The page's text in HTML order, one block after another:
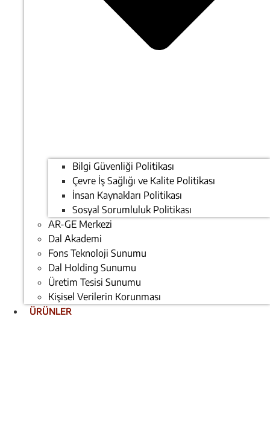
Bilgi Güvenliği Politikası
Çevre İş Sağlığı ve Kalite Politikası
İnsan Kaynakları Politikası
Sosyal Sorumluluk Politikası
AR-GE Merkezi
Dal Akademi
Fons Teknoloji Sunumu
Dal Holding Sunumu
Üretim Tesisi Sunumu
Kişisel Verilerin Korunması
ÜRÜNLER